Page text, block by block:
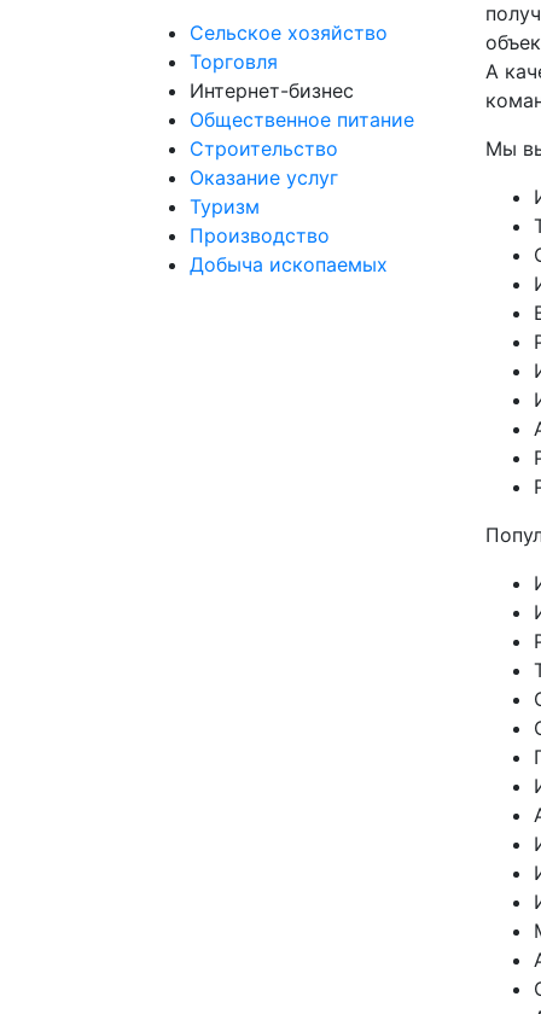
Сельское хозяйство
Торговля
Интернет-бизнес
Общественное питание
Строительство
Оказание услуг
Туризм
Производство
Добыча ископаемых
А
Мы